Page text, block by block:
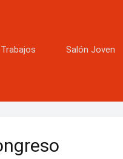
Trabajos Salón Joven